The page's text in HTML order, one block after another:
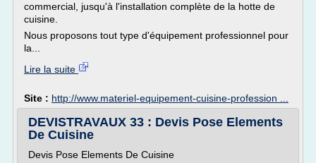
commercial, jusqu'à l'installation complète de la hotte de
cuisine.
Nous proposons tout type d'équipement professionnel pour
la...
Lire la suite
Site : http://www.materiel-equipement-cuisine-profession ...
DEVISTRAVAUX 33 : Devis Pose Elements
De Cuisine
Devis Pose Elements De Cuisine